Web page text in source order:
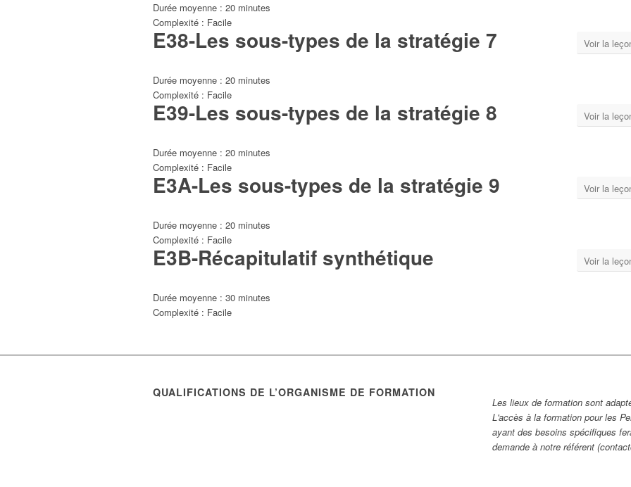
Durée moyenne : 20 minutes
Complexité : Facile
E38-Les sous-types de la stratégie 7
Durée moyenne : 20 minutes
Complexité : Facile
Voir la
E39-Les sous-types de la stratégie 8
Durée moyenne : 20 minutes
Complexité : Facile
Voir la
E3A-Les sous-types de la stratégie 9
Durée moyenne : 20 minutes
Complexité : Facile
Voir la
E3B-Récapitulatif synthétique
Durée moyenne : 30 minutes
Complexité : Facile
Voir la
QUALIFICATIONS DE L’ORGANISME DE FORMATION
Les lieux de formation sont
L'accès à la formation pour les
ayant des besoins spécifiques
demande à notre référent